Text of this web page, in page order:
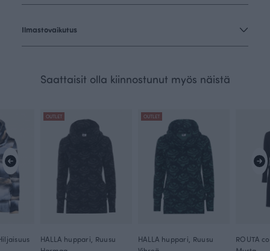
Ilmastovaikutus
Saattaisit olla kiinnostunut myös näistä
OUTLET
HALLA huppari, Ruusu
OUTLET
HALLA huppari, Ruusu